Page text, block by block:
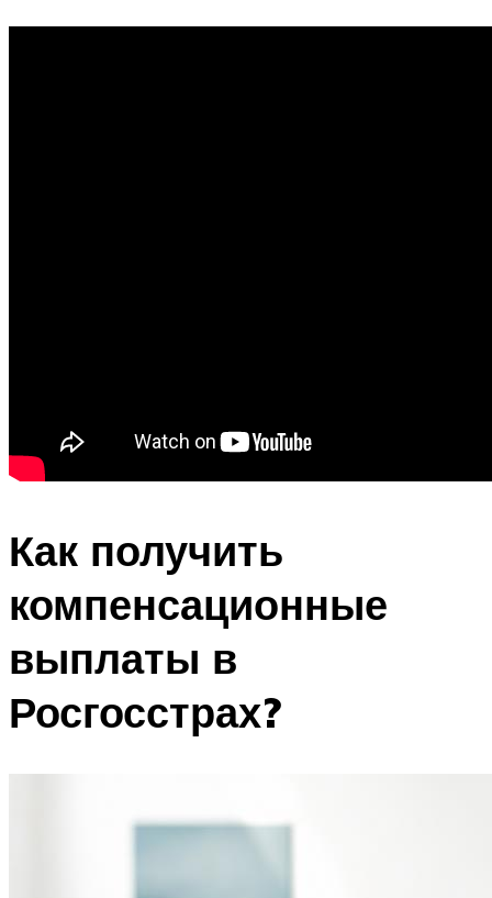
Как получить
компенсационные
выплаты в
Росгосстрах?